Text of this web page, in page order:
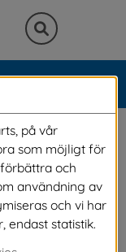
av
på vår
som möjligt för
och
användning av
och vi har
endast statistik.